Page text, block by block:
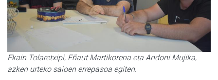
Ekain Tolaretxipi, Eñaut Martikorena eta Andoni Mujika,
azken urteko saioen errepasoa egiten.